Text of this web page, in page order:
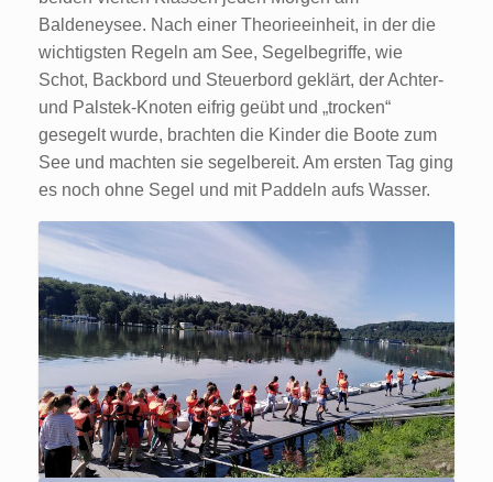
Baldeneysee. Nach einer Theorieeinheit, in der die
wichtigsten Regeln am See, Segelbegriffe, wie
Schot, Backbord und Steuerbord geklärt, der Achter-
und Palstek-Knoten eifrig geübt und „trocken“
gesegelt wurde, brachten die Kinder die Boote zum
See und machten sie segelbereit. Am ersten Tag ging
es noch ohne Segel und mit Paddeln aufs Wasser.